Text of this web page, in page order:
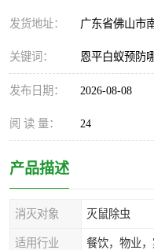
发货地址： 广东省佛山市
关键词： 恩平白蚁预防
发布日期： 2026-08-08
阅 读 量： 24
产品描述
消灭对象 灭鼠除虫
适用行业 餐饮，物业